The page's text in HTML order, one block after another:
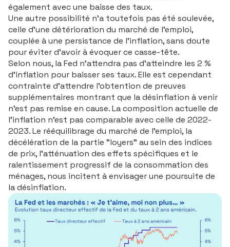
également avec une baisse des taux.
Une autre possibilité n’a toutefois pas été soulevée,
celle d’une détérioration du marché de l’emploi,
couplée à une persistance de l’inflation, sans doute
pour éviter d’avoir à évoquer ce casse-tête.
Selon nous, la Fed n’attendra pas d’atteindre les 2 %
d’inflation pour baisser ses taux. Elle est cependant
contrainte d’attendre l’obtention de preuves
supplémentaires montrant que la désinflation à venir
n’est pas remise en cause. La composition actuelle de
l’inflation n’est pas comparable avec celle de 2022-
2023. Le rééquilibrage du marché de l’emploi, la
décélération de la partie "loyers" au sein des indices
de prix, l’atténuation des effets spécifiques et le
ralentissement progressif de la consommation des
ménages, nous incitent à envisager une poursuite de
la désinflation.